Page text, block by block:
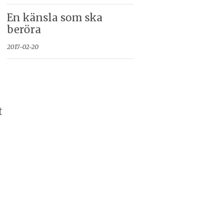
En känsla som ska
beröra
2017-02-20